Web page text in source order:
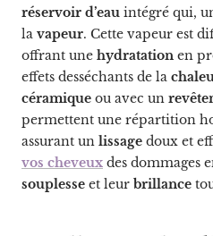
réservoir d’eau intégré qui,
la vapeur. Cette vapeur est
offrant une hydratation en
effets desséchants de la
céramique ou avec un
permettent une répartition
assurant un lissage doux et
vos cheveux des dommages
souplesse et leur brillance